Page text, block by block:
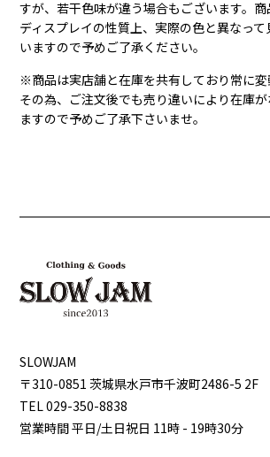
すが、若干色味が違う場合もございます。
ディスプレイの性質上、実際の色と異なっ
いますので予めご了承ください。
※商品は実店舗と在庫を共有しており常に変
その為、ご注文後でも売り違いにより在庫
ますので予めご了承下さいませ。
SLOWJAM
〒310-0851 茨城県⽔⼾市千波町2486-5 2F
TEL 029-350-8838
営業時間 平⽇/⼟⽇祝⽇ 11時 - 19時30分